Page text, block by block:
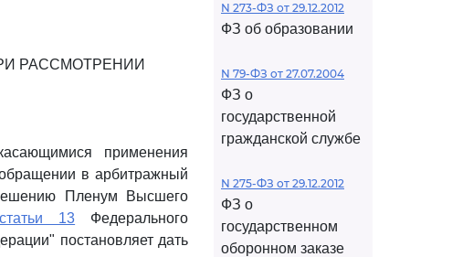
РАССМОТРЕНИИ
применения
в арбитражный
Пленум Высшего
статьи 13 Федерального
постановляет дать
N 273-ФЗ от 29.12.2012
ФЗ об образовании
N 79-ФЗ от 27.07.2004
ФЗ о
государственной
гражданской службе
N 275-ФЗ от 29.12.2012
ФЗ о
государственном
оборонном заказе